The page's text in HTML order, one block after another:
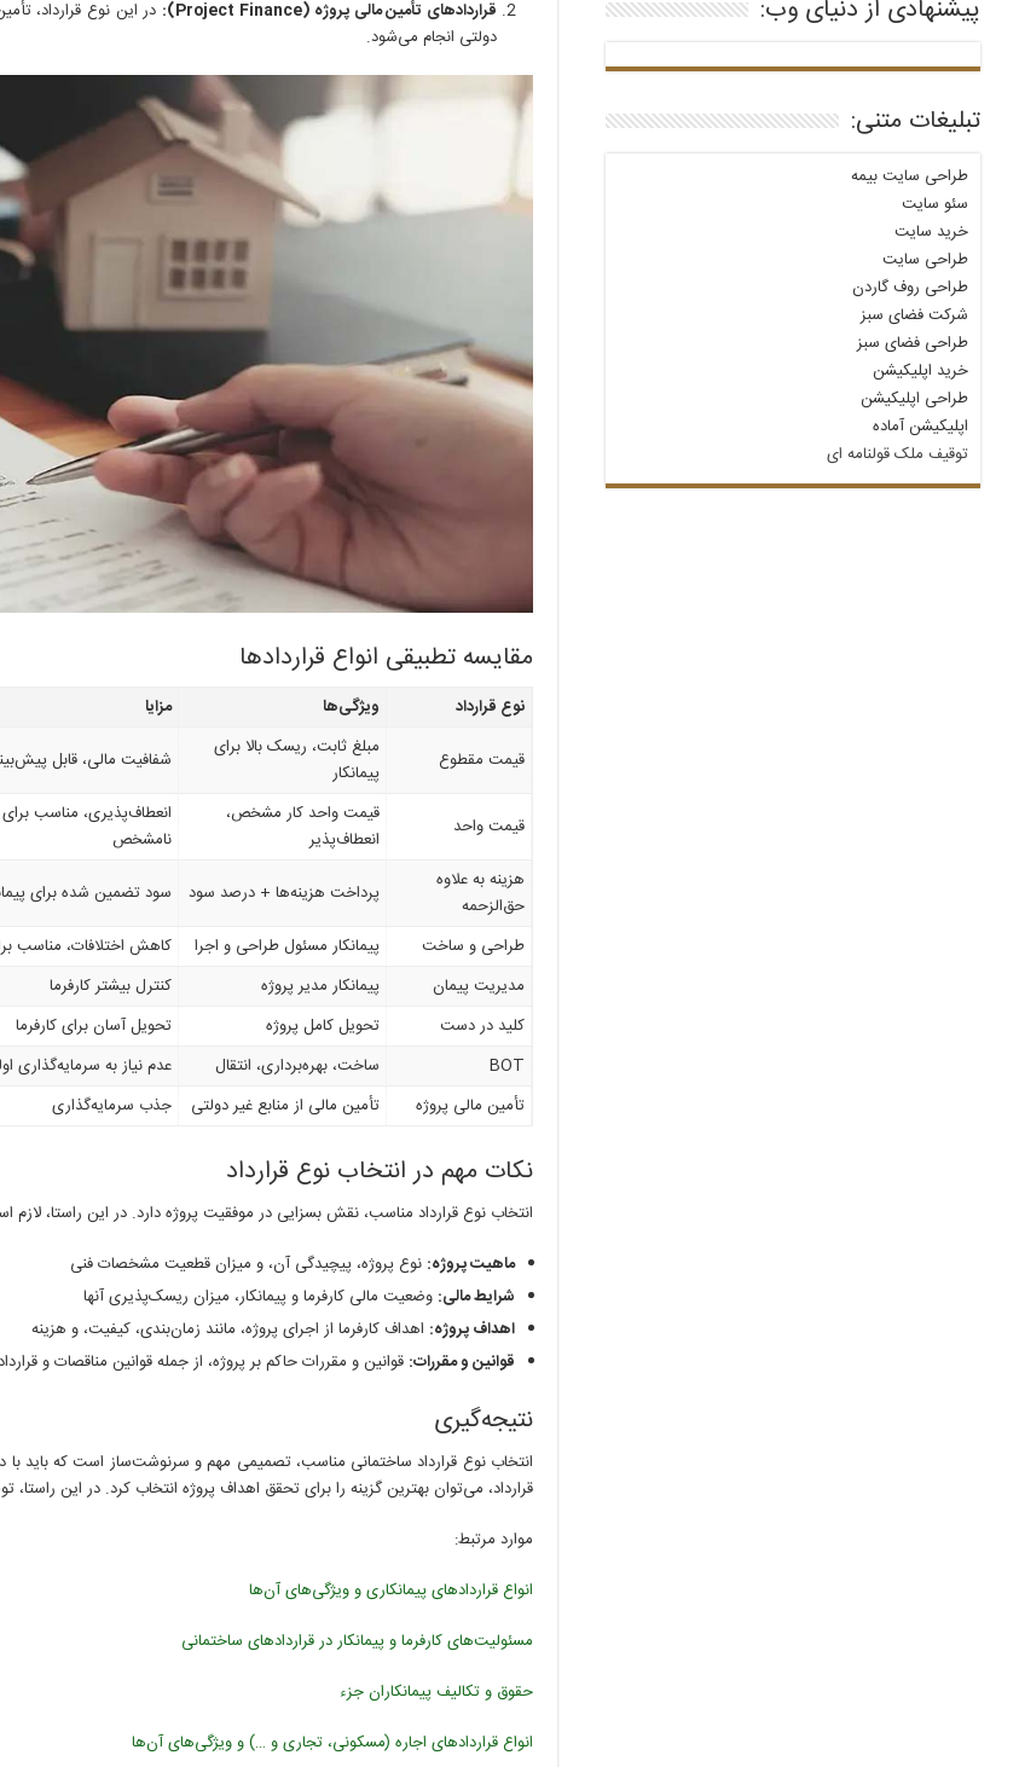
قراردادهای تأمین مالی پروژه (Project Finance):
در این نوع قرارداد،
دولتی انجام می‌شود.
مقایسه تطبیقی انواع قراردادها
نوع قرارداد ویژگی‌ها مزایا
قیمت مقطوع
مبلغ ثابت، ریسک بالا برای
پیمانکار
شفافیت مالی، قابل
قیمت واحد
قیمت واحد کار مشخص،
انعطاف‌پذیر
انعطاف‌پذیری، مناسب
نامشخص
هزینه به علاوه
حق‌الزحمه
پرداخت هزینه‌ها + درصد سود سود تضمین شده برای
طراحی و ساخت
پیمانکار مسئول طراحی و اجرا کاهش اختلافات، مناسب
مدیریت پیمان
پیمانکار مدیر پروژه کنترل بیشتر کارفرما
کلید در دست
تحویل کامل پروژه تحویل آسان برای کارفرما
BOT
ساخت، بهره‌برداری، انتقال عدم نیاز به سرمایه‌گذاری
تأمین مالی پروژه
تأمین مالی از منابع غیر دولتی جذب سرمایه‌گذاری
نکات مهم در انتخاب نوع قرارداد
انتخاب نوع قرارداد مناسب، نقش بسزایی در موفقیت پروژه دارد. در این راستا، لازم
ماهیت پروژه: نوع پروژه، پیچیدگی آن، و میزان قطعیت مشخصات فنی
شرایط مالی: وضعیت مالی کارفرما و پیمانکار، میزان ریسک‌پذیری آنها
اهداف پروژه: اهداف کارفرما از اجرای پروژه، مانند زمان‌بندی، کیفیت، و هزینه
قوانین و مقررات: قوانین و مقررات حاکم بر پروژه، از جمله قوانین مناقصات و
نتیجه‌گیری
انتخاب نوع قرارداد ساختمانی مناسب، تصمیمی مهم و سرنوشت‌ساز است که باید
قرارداد، می‌توان بهترین گزینه را برای تحقق اهداف پروژه انتخاب کرد. در این
موارد مرتبط:
انواع قراردادهای پیمانکاری و ویژگی‌های آن‌ها
مسئولیت‌های کارفرما و پیمانکار در قراردادهای ساختمانی
حقوق و تکالیف پیمانکاران جزء
انواع قراردادهای اجاره (مسکونی، تجاری و …) و ویژگی‌های آن‌ها
پیشنهادی از دنیای وب:
تبلیغات متنی:
طراحی سایت بیمه
سئو سایت
خرید سایت
طراحی سایت
طراحی روف گاردن
شرکت فضای سبز
طراحی فضای سبز
خرید اپلیکیشن
طراحی اپلیکیشن
اپلیکیشن آماده
توقیف ملک قولنامه‌ ای